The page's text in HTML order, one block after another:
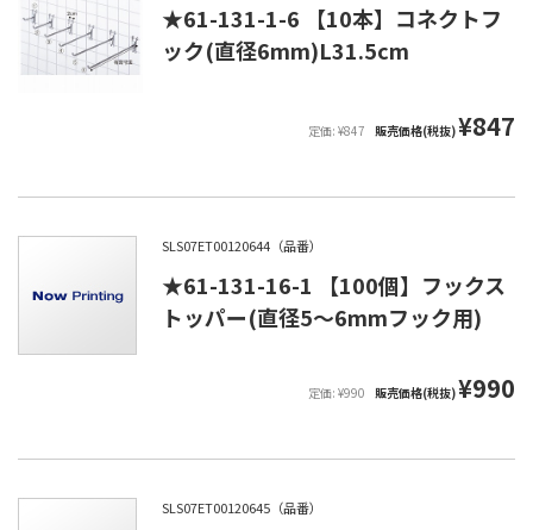
★61-131-1-6 【10本】コネクトフ
ック(直径6mm)L31.5cm
定価: ¥847 販売価格(税抜)¥847
SLS07ET00120644（品番）
★61-131-16-1 【100個】フックス
トッパー(直径5～6mmフック用)
定価: ¥990 販売価格(税抜)¥990
SLS07ET00120645（品番）